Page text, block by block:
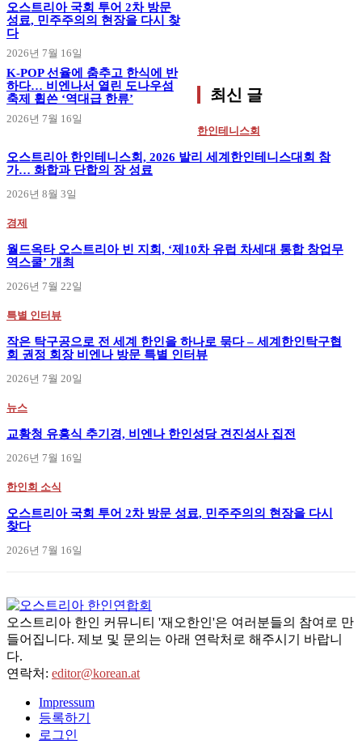
오스트리아 국회 투어 2차 방문
성료, 민주주의의 현장을 다시 찾
다
2026년 7월 16일
K-POP 선율에 춤추고 한식에 반
하다… 비엔나서 열린 도나우섬
축제 휩쓴 ‘역대급 한류’
2026년 7월 16일
최신 글
한인테니스회
오스트리아 한인테니스회, 2026 발리 세계한인테니스대회 참
가… 화합과 단합의 장 성료
2026년 8월 3일
경제
월드옥타 오스트리아 빈 지회, ‘제10차 유럽 차세대 통합 창업무
역스쿨’ 개최
2026년 7월 22일
특별 인터뷰
작은 탁구공으로 전 세계 한인을 하나로 묶다 – 세계한인탁구협
회 권정 회장 비엔나 방문 특별 인터뷰
2026년 7월 20일
뉴스
교황청 유흥식 추기경, 비엔나 한인성당 견진성사 집전
2026년 7월 16일
한인회 소식
오스트리아 국회 투어 2차 방문 성료, 민주주의의 현장을 다시
찾다
2026년 7월 16일
오스트리아 한인 커뮤니티 '재오한인'은 여러분들의 참여로 만
들어집니다. 제보 및 문의는 아래 연락처로 해주시기 바랍니
다.
연락처: editor@korean.at
Impressum
등록하기
로그인